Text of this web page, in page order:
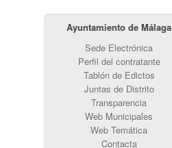
Ayuntamiento de Málaga
Sede Electrónica
Perfil del contratante
Tablón de Edictos
Juntas de Distrito
Transparencia
Web Municipales
Web Temática
Contacta